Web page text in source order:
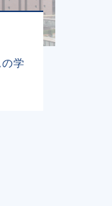
学